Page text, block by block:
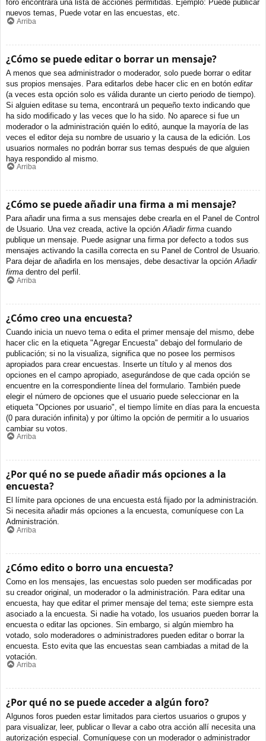
foro encontrará una lista de acciones permitidas. Ejemplo: Puede publicar
nuevos temas, Puede votar en las encuestas, etc.
Arriba
¿Cómo se puede editar o borrar un mensaje?
A menos que sea administrador o moderador, solo puede borrar o editar
sus propios mensajes. Para editarlos debe hacer clic en en botón editar
(a veces esta opción solo es válida durante un cierto periodo de tiempo).
Si alguien editase su tema, encontrará un pequeño texto indicando que
ha sido modificado y las veces que lo ha sido. No aparece si fue un
moderador o la administración quién lo editó, aunque la mayoría de las
veces el editor deja su nombre de usuario y la causa de la edición. Los
usuarios normales no podrán borrar sus temas después de que alguien
haya respondido al mismo.
Arriba
¿Cómo se puede añadir una firma a mi mensaje?
Para añadir una firma a sus mensajes debe crearla en el Panel de Control
de Usuario. Una vez creada, active la opciónAñadir firma cuando
publique un mensaje. Puede asignar una firma por defecto a todos sus
mensajes activando la casilla correcta en su Panel de Control de Usuario.
Para dejar de añadirla en los mensajes, debe desactivar la opciónAñadir
firma dentro del perfil.
Arriba
¿Cómo creo una encuesta?
Cuando inicia un nuevo tema o edita el primer mensaje del mismo, debe
hacer clic en la etiqueta "Agregar Encuesta" debajo del formulario de
publicación; si no la visualiza, significa que no posee los permisos
apropiados para crear encuestas. Inserte un título y al menos dos
opciones en el campo apropiado, asegurándose de que cada opción se
encuentre en la correspondiente línea del formulario. También puede
elegir el número de opciones que el usuario puede seleccionar en la
etiqueta "Opciones por usuario", el tiempo límite en días para la encuesta
(0 para duración infinita) y por último la opción de permitir a lo usuarios
cambiar su votos.
Arriba
¿Por qué no se puede añadir más opciones a la
encuesta?
El límite para opciones de una encuesta está fijado por la administración.
Si necesita añadir más opciones a la encuesta, comuníquese con La
Administración.
Arriba
¿Cómo edito o borro una encuesta?
Como en los mensajes, las encuestas solo pueden ser modificadas por
su creador original, un moderador o la administración. Para editar una
encuesta, hay que editar el primer mensaje del tema; este siempre esta
asociado a la encuesta. Si nadie ha votado, los usuarios pueden borrar la
encuesta o editar las opciones. Sin embargo, si algún miembro ha
votado, solo moderadores o administradores pueden editar o borrar la
encuesta. Esto evita que las encuestas sean cambiadas a mitad de la
votación.
Arriba
¿Por qué no se puede acceder a algún foro?
Algunos foros pueden estar limitados para ciertos usuarios o grupos y
para visualizar, leer, publicar o llevar a cabo otra acción allí necesita una
autorización especial. Comuníquese con un moderador o administrador